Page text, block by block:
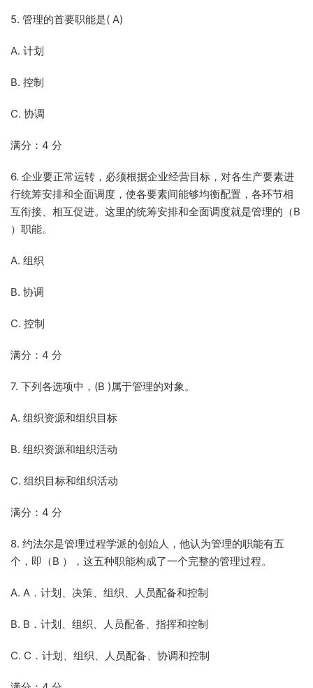
5. 管理的首要职能是( A)
A. 计划
B. 控制
C. 协调
满分：4 分
6. 企业要正常运转，必须根据企业经营目标，对各生产要素进
行统筹安排和全面调度，使各要素间能够均衡配置，各环节相
互衔接、相互促进。这里的统筹安排和全面调度就是管理的（B
）职能。
A. 组织
B. 协调
C. 控制
满分：4 分
7. 下列各选项中，(B )属于管理的对象。
A. 组织资源和组织目标
B. 组织资源和组织活动
C. 组织目标和组织活动
满分：4 分
8. 约法尔是管理过程学派的创始人，他认为管理的职能有五
个，即（B ），这五种职能构成了一个完整的管理过程。
A. A．计划、决策、组织、人员配备和控制
B. B．计划、组织、人员配备、指挥和控制
C. C．计划、组织、人员配备、协调和控制